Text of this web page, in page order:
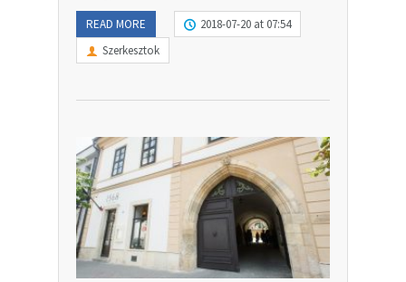
READ MORE
2018-07-20 at 07:54
Szerkesztok